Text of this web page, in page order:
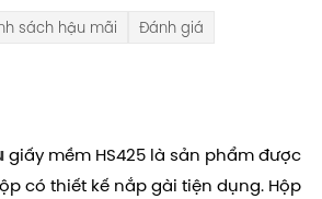
sách hậu mãi Đánh giá
giấy mềm HS425 là sản phẩm được
có thiết kế nắp gài tiện dụng. Hộp